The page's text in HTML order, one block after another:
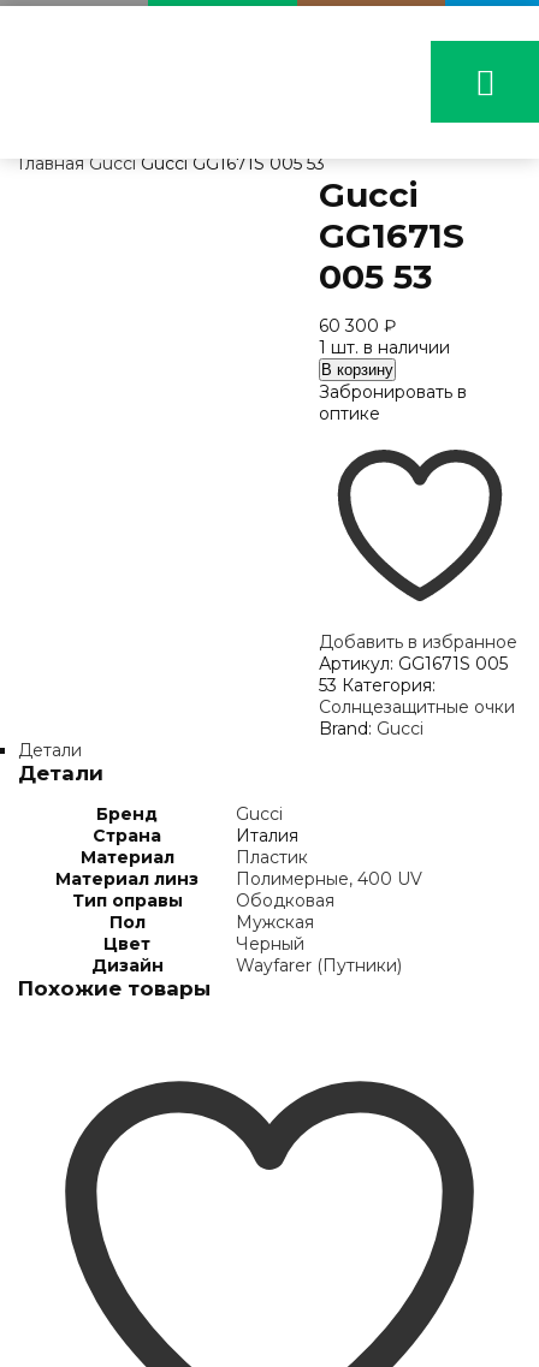
Главная Gucci Gucci GG1671S 005 53
Gucci
GG1671S
005 53
60 300 ₽
1 шт. в наличии
Количество
Gucci
GG1671S
В корзину
Забронировать в
оптике
Добавить в избранное
Артикул: GG1671S 005
53 Категория:
Солнцезащитные очки
Brand: Gucci
Детали
Детали
Бренд
Gucci
Страна
Италия
Материал
Пластик
Материал линз
Полимерные, 400 UV
Тип оправы
Ободковая
Пол
Мужская
Цвет
Черный
Дизайн
Wayfarer (Путники)
Похожие товары